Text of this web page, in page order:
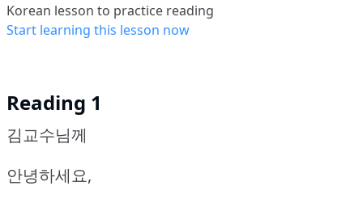
Korean lesson to practice reading
Start learning this lesson now
Reading 1
김교수님께
안녕하세요,